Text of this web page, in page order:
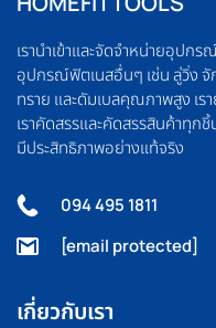
เรานำเข้าและจัดจำหน่ายอุป
อุปกรณ์ฟิตเนสอื่นๆ เช่น ลู่วิ่ง จั
ทราย และดัมเบลคุณภาพสูง เร
เราคัดสรรและคัดสรรสินค้าทุก
มีประสิทธิภาพอย่างแท้จริง
094 495 1811
[email protected]
เกี่ยวกับเรา